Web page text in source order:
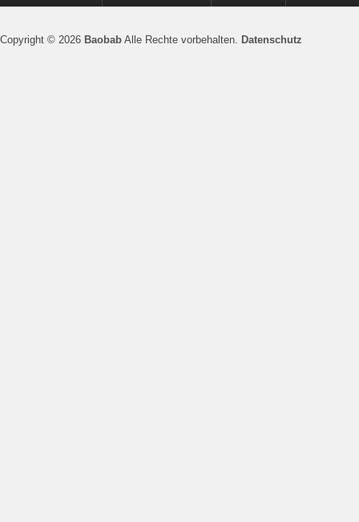
Copyright © 2026 Baobab Alle Rechte vorbehalten. Datenschutz